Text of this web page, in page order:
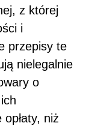
z której
i
przepisy te
nielegalnie
o
niż